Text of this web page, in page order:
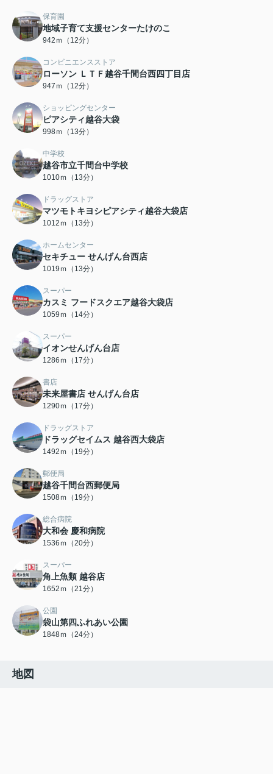
保育園
地域子育て支援センターたけのこ
942ｍ（12分）
コンビニエンスストア
ローソン ＬＴＦ越谷千間台西四丁目店
947ｍ（12分）
ショッピングセンター
ピアシティ越谷大袋
998ｍ（13分）
中学校
越谷市立千間台中学校
1010ｍ（13分）
ドラッグストア
マツモトキヨシピアシティ越谷大袋店
1012ｍ（13分）
ホームセンター
セキチュー せんげん台西店
1019ｍ（13分）
スーパー
カスミ フードスクエア越谷大袋店
1059ｍ（14分）
スーパー
イオンせんげん台店
1286ｍ（17分）
書店
未来屋書店 せんげん台店
1290ｍ（17分）
ドラッグストア
ドラッグセイムス 越谷西大袋店
1492ｍ（19分）
郵便局
越谷千間台西郵便局
1508ｍ（19分）
総合病院
大和会 慶和病院
1536ｍ（20分）
スーパー
角上魚類 越谷店
1652ｍ（21分）
公園
袋山第四ふれあい公園
1848ｍ（24分）
地図